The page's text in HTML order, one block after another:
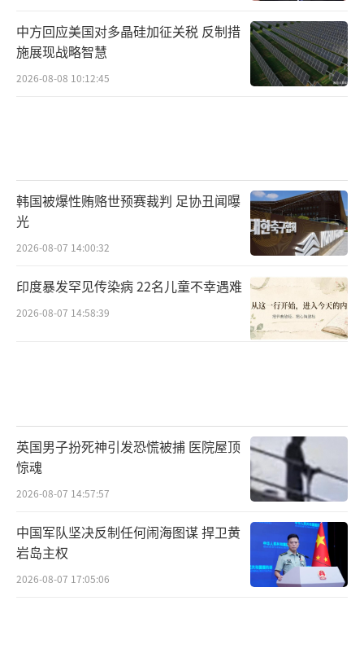
中方回应美国对多晶硅加征关税 反制措
施展现战略智慧
2026-08-08 10:12:45
韩国被爆性贿赂世预赛裁判 足协丑闻曝
光
2026-08-07 14:00:32
印度暴发罕见传染病 22名儿童不幸遇难
2026-08-07 14:58:39
英国男子扮死神引发恐慌被捕 医院屋顶
惊魂
2026-08-07 14:57:57
中国军队坚决反制任何闹海图谋 捍卫黄
岩岛主权
2026-08-07 17:05:06